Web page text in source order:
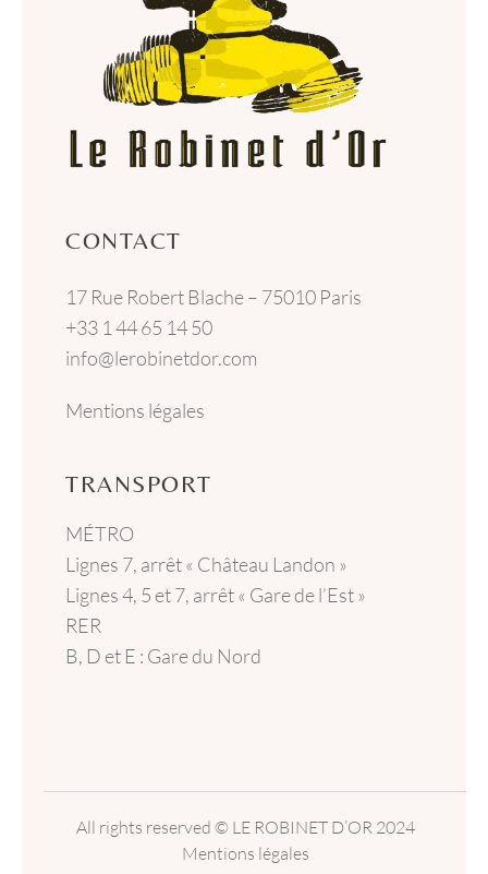
CONTACT
17 Rue Robert Blache – 75010 Paris
+33 1 44 65 14 50
info@lerobinetdor.com
Mentions légales
TRANSPORT
MÉTRO
Lignes 7, arrêt « Château Landon »
Lignes 4, 5 et 7, arrêt « Gare de l’Est »
RER
B, D et E : Gare du Nord
All rights reserved © LE ROBINET D’OR 2024
Mentions légales